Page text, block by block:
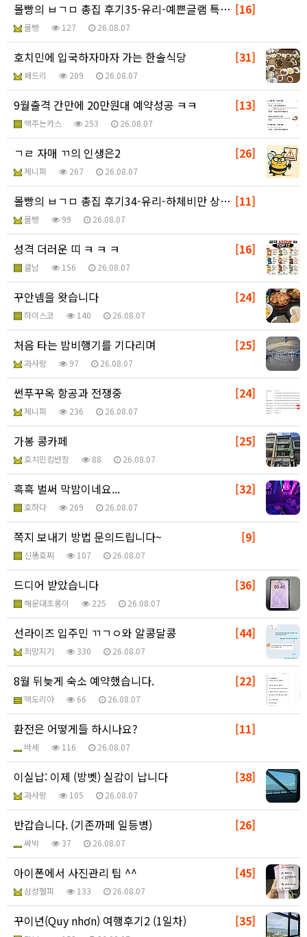
[16]
몰빵의 ㅂㄱㅁ 총집 후기35-유리-예쁜글램 특급활어
몰빵 127 26.08.07
[31]
호치민에 입국하자마자 가는 한솔식당
페드리 209 26.08.07
[13]
9월출격 간만에 20만원대 예약성공 ㅋㅋ
맥주는카스 253 26.08.07
[26]
ㄱㄹ 자매 ㄲ의 인생은2
제니퍼 267 26.08.07
[11]
몰빵의 ㅂㄱㅁ 총집 후기34-유리-하체비만 상급활어
몰빵 99 26.08.07
[16]
성격 더러운 띠 ㅋ ㅋ ㅋ
쿨남 156 26.08.07
[24]
꾸안넴을 왓습니다
하이스코 140 26.08.07
[25]
처음 타는 밤비행기를 기다리며
과사랑 97 26.08.07
[24]
썬푸꾸옥 항공과 전쟁중
제니퍼 236 26.08.07
[25]
가봉 콩카페
호치민킴반장 88 26.08.07
[32]
흑흑 벌써 막밤이네요...
호하다 269 26.08.07
[9]
쪽지 보내기 방법 문의드립니다~
신똥호찌 107 26.08.07
[36]
드디어 받았습니다
해운대초롱이 225 26.08.07
[44]
선라이즈 입주민 ㄲㄱㅇ와 알콩달콩
희망지기 330 26.08.07
[22]
8월 뒤늦게 숙소 예약했습니다.
맥도리아 66 26.08.07
[11]
환전은 어떻게들 하시나요?
바세 116 26.08.07
[38]
이실납: 이제 (방벳) 실감이 납니다
과사랑 105 26.08.07
[26]
반갑습니다. (기존까페 일등병)
싸박 37 26.08.07
[45]
아이폰에서 사진관리 팁 ^^
삼성헬퍼 133 26.08.07
[35]
꾸이년(Quy nhơn) 여행후기2 (1일차)